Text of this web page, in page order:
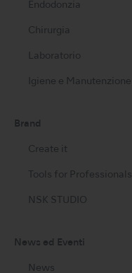
Endodonzia
Chirurgia
Laboratorio
Igiene e Manutenzione
Brand
Create it
Tools for Professionals
NSK STUDIO
News ed Eventi
News